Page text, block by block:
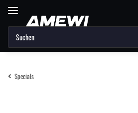
Specials